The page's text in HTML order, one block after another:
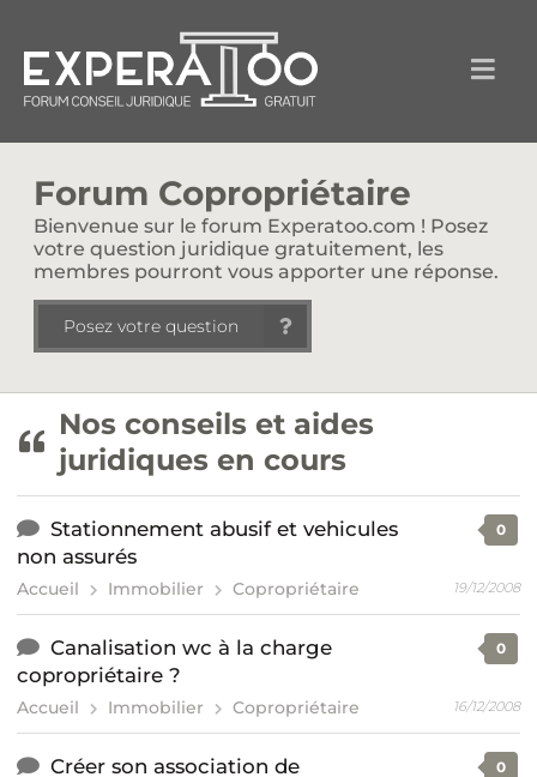
Forum Copropriétaire
Bienvenue sur le forum Experatoo.com ! Posez
votre question juridique gratuitement, les
membres pourront vous apporter une réponse.
Posez votre question
Nos conseils et aides
juridiques en cours
Stationnement abusif et vehicules
non assurés
Accueil Immobilier Copropriétaire
0
19/12/2008
Canalisation wc à la charge
copropriétaire ?
Accueil Immobilier Copropriétaire
0
16/12/2008
Créer son association de
0